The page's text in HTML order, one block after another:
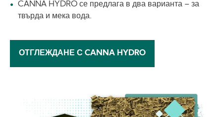
CANNA HYDRO се предлага в два варианта – за
твърда и мека вода.
ОТГЛЕЖДАНЕ С CANNA HYDRO